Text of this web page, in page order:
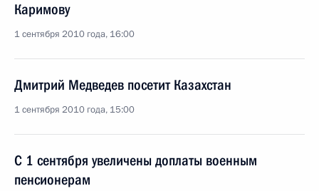
Каримову
1 сентября 2010 года, 16:00
Дмитрий Медведев посетит Казахстан
1 сентября 2010 года, 15:00
С 1 сентября увеличены доплаты военным
пенсионерам